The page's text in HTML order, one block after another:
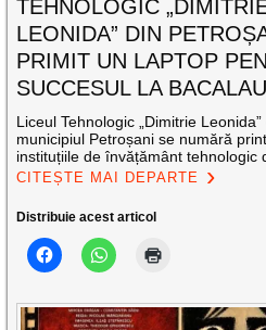
TEHNOLOGIC
LEONIDA” DIN
PRIMIT UN LAPTOP
SUCCESUL LA
Liceul Tehnologic „Dimitrie Leonida”
municipiul Petroșani se numără
instituțiile de învățământ tehnologic
CITEȘTE MAI DEPARTE
Distribuie acest articol